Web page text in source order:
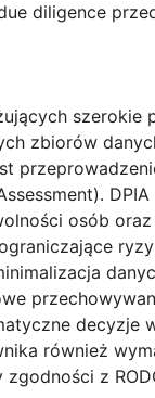
diligence
szerokie
zbiorów
.
osób
decyzje
również
z